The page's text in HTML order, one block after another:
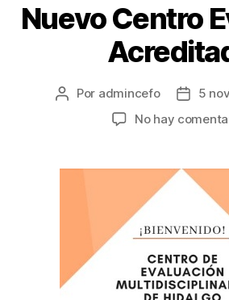
Nuevo Centro
Por admincefo
5
No hay